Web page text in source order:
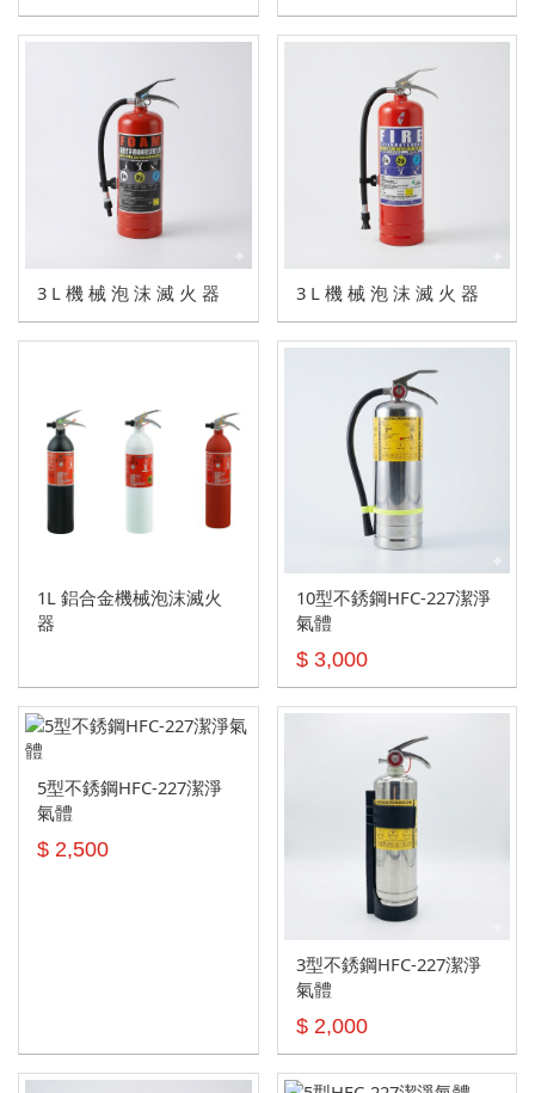
3 L 機 械 泡 沫 滅 火 器 3 L 機 械 泡 沫 滅 火 器
1L 鋁合金機械泡沫滅火
器
10型不銹鋼HFC-227潔淨
氣體
$ 3,000
5型不銹鋼HFC-227潔淨
氣體
$ 2,500
3型不銹鋼HFC-227潔淨
氣體
$ 2,000